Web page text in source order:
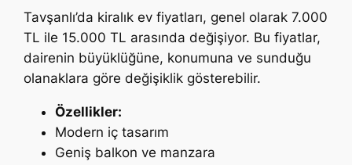
Tavşanlı’da kiralık ev fiyatları, genel olarak 7.000
TL ile 15.000 TL arasında değişiyor. Bu fiyatlar,
dairenin büyüklüğüne, konumuna ve sunduğu
olanaklara göre değişiklik gösterebilir.
Özellikler:
Modern iç tasarım
Geniş balkon ve manzara